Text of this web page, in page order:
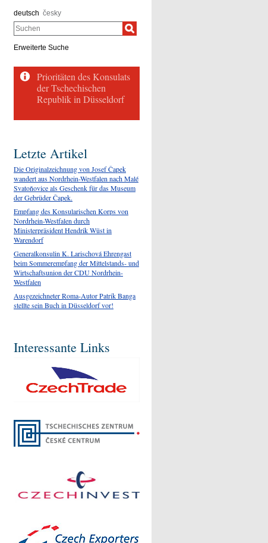
deutsch česky
Suchen
Erweiterte Suche
Letzte Artikel
Die Originalzeichnung von Josef Čapek
wandert aus Nordrhein-Westfalen nach Malé
Svatoňovice als Geschenk für das Museum
der Gebrüder Čapek.
Empfang des Konsularischen Korps von
Nordrhein-Westfalen durch
Ministerpräsident Hendrik Wüst in
Warendorf
Generalkonsulin K. Larischová Ehrengast
beim Sommerempfang der Mittelstands- und
Wirtschaftsunion der CDU Nordrhein-
Westfalen
Ausgezeichneter Roma-Autor Patrik Banga
stellte sein Buch in Düsseldorf vor!
Interessante Links